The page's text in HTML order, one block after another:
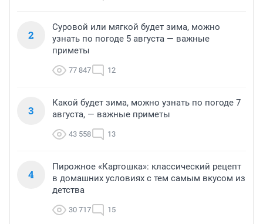
2
Суровой или мягкой будет зима, можно
узнать по погоде 5 августа — важные
приметы
77 847 12
3
Какой будет зима, можно узнать по погоде 7
августа, — важные приметы
43 558 13
4
Пирожное «Картошка»: классический рецепт
в домашних условиях с тем самым вкусом из
детства
30 717 15